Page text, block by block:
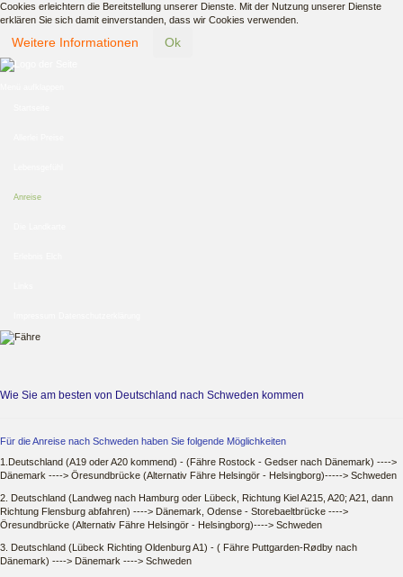
Cookies erleichtern die Bereitstellung unserer Dienste. Mit der Nutzung unserer Dienste
erklären Sie sich damit einverstanden, dass wir Cookies verwenden.
Weitere Informationen Ok
Anreise
Wie Sie am besten von Deutschland nach Schweden kommen
Für die Anreise nach Schweden haben Sie folgende Möglichkeiten
1.Deutschland (A19 oder A20 kommend) - (Fähre Rostock - Gedser nach Dänemark) ---->
Dänemark ----> Öresundbrücke (Alternativ Fähre Helsingör - Helsingborg)-----> Schweden
2. Deutschland (Landweg nach Hamburg oder Lübeck, Richtung Kiel A215, A20; A21, dann
Richtung Flensburg abfahren) ----> Dänemark, Odense - Storebaeltbrücke ---->
Öresundbrücke (Alternativ Fähre Helsingör - Helsingborg)----> Schweden
3. Deutschland (Lübeck Richting Oldenburg A1) - ( Fähre Puttgarden-Rødby nach
Dänemark) ----> Dänemark ----> Schweden